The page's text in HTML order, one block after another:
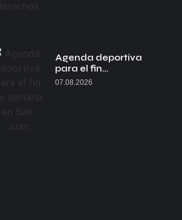
Agenda deportiva
para el fin…
07.08.2026